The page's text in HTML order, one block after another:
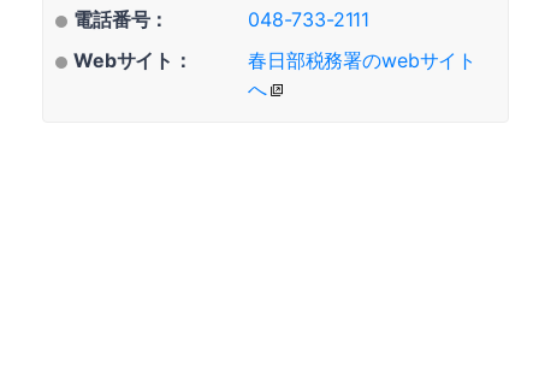
電話番号：
048-733-2111
Webサイト：
春日部税務署のwebサイト
へ